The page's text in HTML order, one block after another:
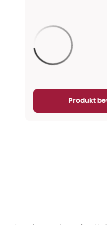
Aktualisieren...
Produkt